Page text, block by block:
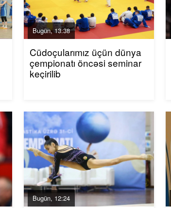
Bugün, 13:38
Cüdoçularımız üçün dünya
çempionatı öncəsi seminar
keçirilib
Bugün, 12:24